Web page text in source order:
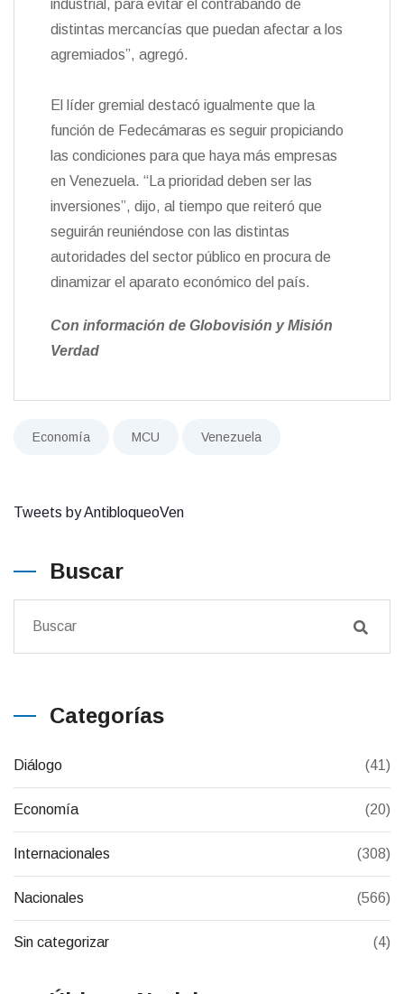
industrial, para evitar el contrabando de
distintas mercancías que puedan afectar a los
agremiados”, agregó.
El líder gremial destacó igualmente que la
función de Fedecámaras es seguir propiciando
las condiciones para que haya más empresas
en Venezuela. “La prioridad deben ser las
inversiones”, dijo, al tiempo que reiteró que
seguirán reuniéndose con las distintas
autoridades del sector público en procura de
dinamizar el aparato económico del país.
Con información de Globovisión y Misión
Verdad
Economía MCU Venezuela
Tweets by AntibloqueoVen
Buscar
Categorías
Diálogo (41)
Economía (20)
Internacionales (308)
Nacionales (566)
Sin categorizar (4)